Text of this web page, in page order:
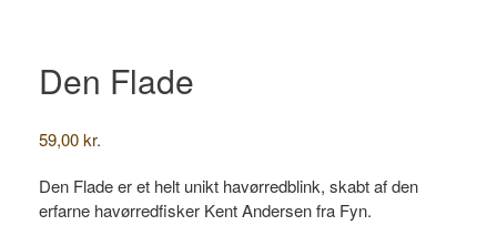
Den Flade
59,00kr.
Den Flade er et helt unikt havørredblink, skabt af den
erfarne havørredfisker Kent Andersen fra Fyn.